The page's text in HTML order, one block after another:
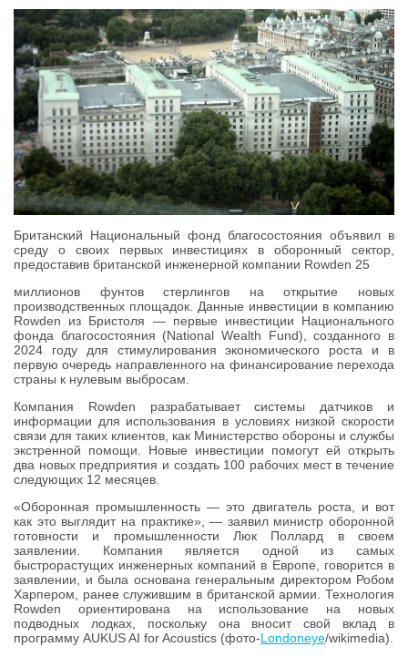
Британский Национальный фонд благосостояния объявил в
среду о своих первых инвестициях в оборонный сектор,
предоставив британской инженерной компании Rowden 25
миллионов фунтов стерлингов на открытие новых
производственных площадок. Данные инвестиции в компанию
Rowden из Бристоля — первые инвестиции Национального
фонда благосостояния (National Wealth Fund), созданного в
2024 году для стимулирования экономического роста и в
первую очередь направленного на финансирование перехода
страны к нулевым выбросам.
Компания Rowden разрабатывает системы датчиков и
информации для использования в условиях низкой скорости
связи для таких клиентов, как Министерство обороны и службы
экстренной помощи. Новые инвестиции помогут ей открыть
два новых предприятия и создать 100 рабочих мест в течение
следующих 12 месяцев.
«Оборонная промышленность — это двигатель роста, и вот
как это выглядит на практике», — заявил министр оборонной
готовности и промышленности Люк Поллард в своем
заявлении. Компания является одной из самых
быстрорастущих инженерных компаний в Европе, говорится в
заявлении, и была основана генеральным директором Робом
Харпером, ранее служившим в британской армии. Технология
Rowden ориентирована на использование на новых
подводных лодках, поскольку она вносит свой вклад в
программу AUKUS AI for Acoustics (фото-Londoneye/wikimedia).